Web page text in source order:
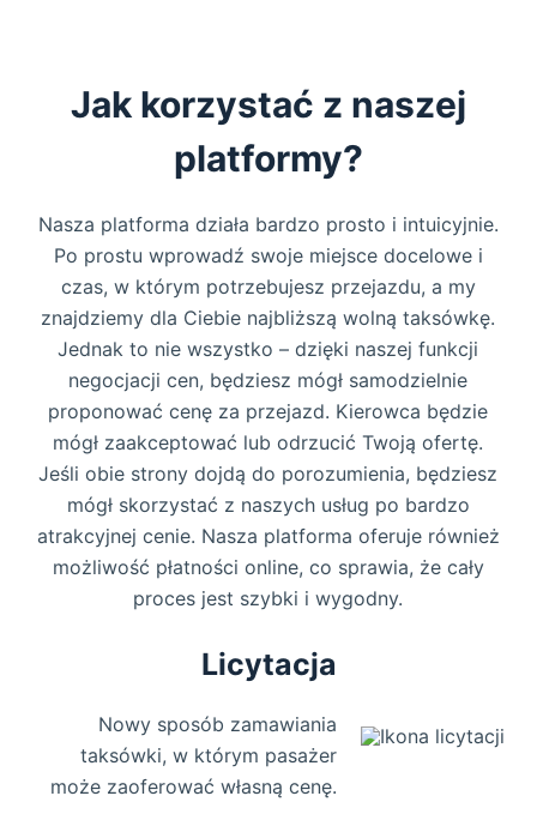
Jak korzystać z naszej
platformy?
Nasza platforma działa bardzo prosto i intuicyjnie.
Po prostu wprowadź swoje miejsce docelowe i
czas, w którym potrzebujesz przejazdu, a my
znajdziemy dla Ciebie najbliższą wolną taksówkę.
Jednak to nie wszystko – dzięki naszej funkcji
negocjacji cen, będziesz mógł samodzielnie
proponować cenę za przejazd. Kierowca będzie
mógł zaakceptować lub odrzucić Twoją ofertę.
Jeśli obie strony dojdą do porozumienia, będziesz
mógł skorzystać z naszych usług po bardzo
atrakcyjnej cenie. Nasza platforma oferuje również
możliwość płatności online, co sprawia, że cały
proces jest szybki i wygodny.
Licytacja
Nowy sposób zamawiania
taksówki, w którym pasażer
może zaoferować własną cenę.